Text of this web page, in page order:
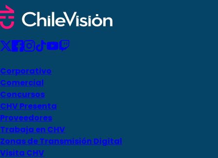
Corporativo
Comercial
Concursos
CHV Presenta
Proveedores
Trabaja en CHV
Zonas de Transmisión Digital
Visita CHV